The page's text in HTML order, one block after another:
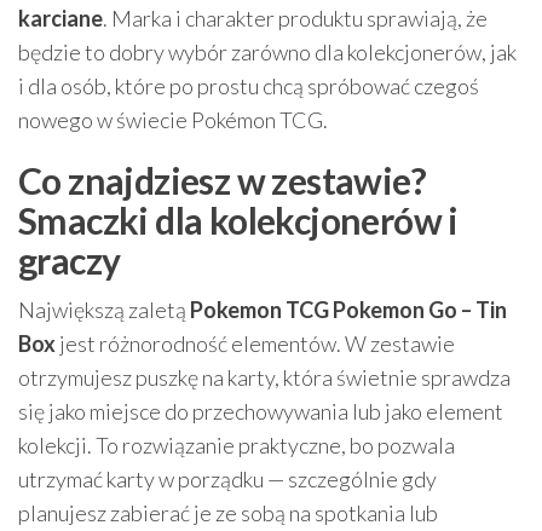
karciane. Marka i charakter produktu sprawiają, że
będzie to dobry wybór zarówno dla kolekcjonerów, jak
i dla osób, które po prostu chcą spróbować czegoś
nowego w świecie Pokémon TCG.
Co znajdziesz w zestawie?
Smaczki dla kolekcjonerów i
graczy
Największą zaletą Pokemon TCG Pokemon Go – Tin
Box jest różnorodność elementów. W zestawie
otrzymujesz puszkę na karty, która świetnie sprawdza
się jako miejsce do przechowywania lub jako element
kolekcji. To rozwiązanie praktyczne, bo pozwala
utrzymać karty w porządku — szczególnie gdy
planujesz zabierać je ze sobą na spotkania lub